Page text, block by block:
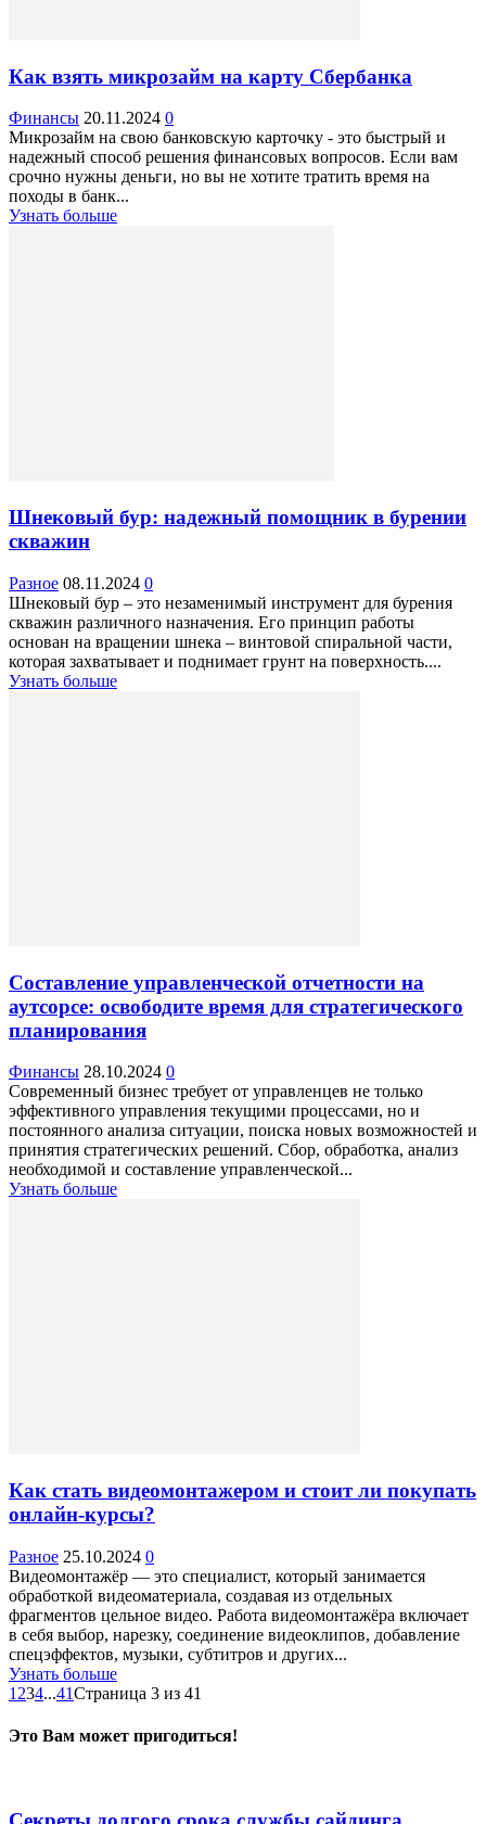
Как взять микрозайм на карту Сбербанка
Финансы 20.11.2024 0
Микрозайм на свою банковскую карточку - это быстрый и
надежный способ решения финансовых вопросов. Если вам
срочно нужны деньги, но вы не хотите тратить время на
походы в банк...
Узнать больше
Шнековый бур: надежный помощник в бурении
скважин
Разное 08.11.2024 0
Шнековый бур – это незаменимый инструмент для бурения
скважин различного назначения. Его принцип работы
основан на вращении шнека – винтовой спиральной части,
которая захватывает и поднимает грунт на поверхность....
Узнать больше
Составление управленческой отчетности на
аутсорсе: освободите время для стратегического
планирования
Финансы 28.10.2024 0
Современный бизнес требует от управленцев не только
эффективного управления текущими процессами, но и
постоянного анализа ситуации, поиска новых возможностей и
принятия стратегических решений. Сбор, обработка, анализ
необходимой и составление управленческой...
Узнать больше
Как стать видеомонтажером и стоит ли покупать
онлайн-курсы?
Разное 25.10.2024 0
Видеомонтажёр — это специалист, который занимается
обработкой видеоматериала, создавая из отдельных
фрагментов цельное видео. Работа видеомонтажёра включает
в себя выбор, нарезку, соединение видеоклипов, добавление
спецэффектов, музыки, субтитров и других...
Узнать больше
1 234...41Страница 3 из 41
Это Вам может пригодиться!